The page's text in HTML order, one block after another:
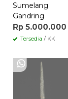
Sumelang
Gandring
Rp 5.000.000
Tersedia / KK